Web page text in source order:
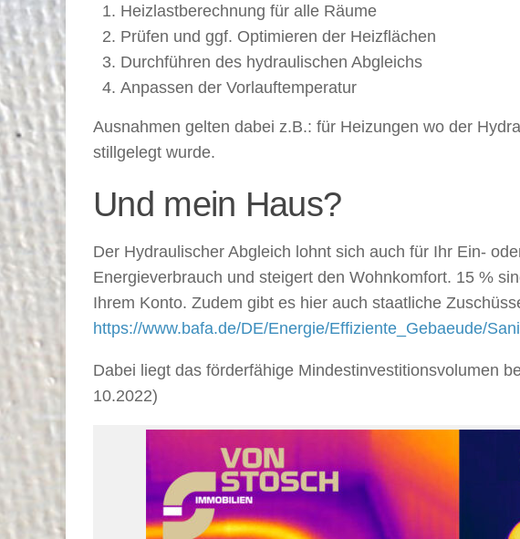
Heizlastberechnung für alle Räume
Prüfen und ggf. Optimieren der Heizflächen
Durchführen des hydraulischen Abgleichs
Anpassen der Vorlauftemperatur
Ausnahmen gelten dabei z.B.: für Heizungen wo der
stillgelegt wurde.
Und mein Haus?
Der Hydraulischer Abgleich lohnt sich auch für Ihr Ein-
Energieverbrauch und steigert den Wohnkomfort. 15 %
Ihrem Konto. Zudem gibt es hier auch staatliche
https://www.bafa.de/DE/Energie/Effiziente_Gebaeude/
Dabei liegt das förderfähige Mindestinvestitionsvolumen
10.2022)